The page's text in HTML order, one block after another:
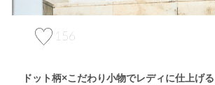
156
ドット柄×こだわり小物でレディに仕上げる